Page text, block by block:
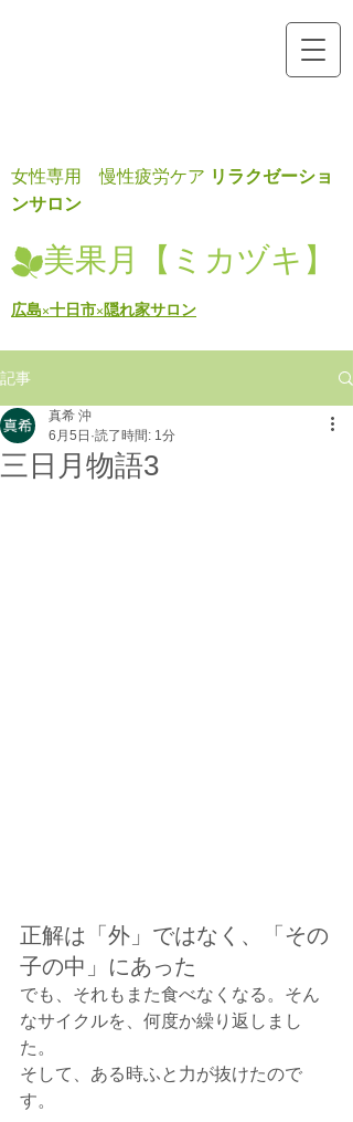
女性専用 慢性疲労ケア リラクゼーショ
ンサロン
美果月【ミカヅキ】
広島×十日市×隠れ家サロン
記事
三日月物語3
真希 沖
6月5日 読了時間: 1分
正解は「外」ではなく、「その
子の中」にあった
でも、それもまた食べなくなる。そん
なサイクルを、何度か繰り返しまし
た。
そして、ある時ふと力が抜けたので
す。